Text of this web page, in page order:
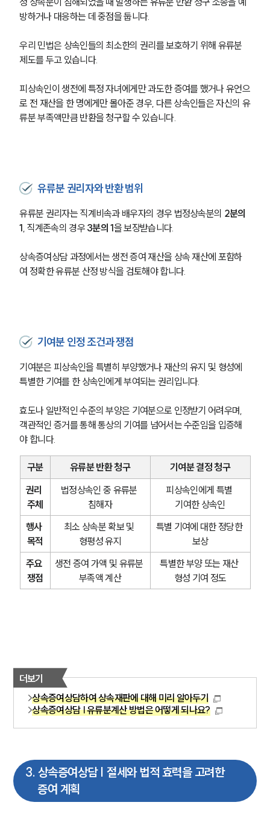
방하거나 대응하는 데 중점을 둡니다.
우리 민법은 상속인들의 최소한의 권리를 보호하기 위해 유류분
제도를 두고 있습니다.
피상속인이 생전에 특정 자녀에게만 과도한 증여를 했거나 유언으
로 전 재산을 한 명에게만 몰아준 경우, 다른 상속인들은 자신의 유
류분 부족액만큼 반환을 청구할 수 있습니다.
유류분 권리자와 반환 범위
유류분 권리자는 직계비속과 배우자의 경우 법정상속분의 2분의
1, 직계존속의 경우 3분의 1을 보장받습니다.
상속증여상담 과정에서는 생전 증여 재산을 상속 재산에 포함하
여 정확한 유류분 산정 방식을 검토해야 합니다.
기여분 인정 조건과 쟁점
기여분은 피상속인을 특별히 부양했거나 재산의 유지 및 형성에
특별한 기여를 한 상속인에게 부여되는 권리입니다.
효도나 일반적인 수준의 부양은 기여분으로 인정받기 어려우며,
객관적인 증거를 통해 통상의 기여를 넘어서는 수준임을 입증해
야 합니다.
구분 유류분 반환 청구
기여분 결정 청구
권리
주체
법정상속인 중 유류분
침해자
피상속인에게 특별
기여한 상속인
행사
목적
최소 상속분 확보 및
형평성 유지
특별 기여에 대한 정당한
보상
주요
쟁점
생전 증여 가액 및 유류분
부족액 계산
특별한 부양 또는 재산
형성 기여 정도
더보기
상속증여상담하여 상속재판에 대해 미리 알아두기
상속증여상담 | 유류분계산 방법은 어떻게 되나요?
3. 상속증여상담 | 절세와 법적 효력을 고려한
증여 계획